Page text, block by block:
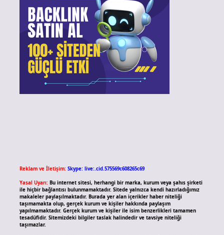
Reklam ve İletişim: Skype: live:.cid.575569c608265c69
Yasal Uyarı: Bu internet sitesi, herhangi bir marka, kurum veya şahıs şirketi
ile hiçbir bağlantısı bulunmamaktadır. Sitede yalnızca kendi hazırladığımız
makaleler paylaşılmaktadır. Burada yer alan içerikler haber niteliği
taşımamakta olup, gerçek kurum ve kişiler hakkında paylaşım
yapılmamaktadır. Gerçek kurum ve kişiler ile isim benzerlikleri tamamen
tesadüfidir. Sitemizdeki bilgiler taslak halindedir ve tavsiye niteliği
taşımazlar.